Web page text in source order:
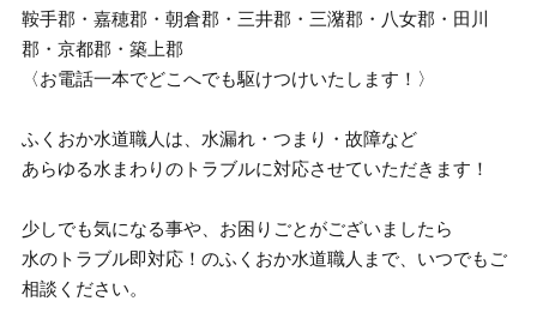
鞍手郡・嘉穂郡・朝倉郡・三井郡・三潴郡・八女郡・田川
郡・京都郡・築上郡
〈お電話一本でどこへでも駆けつけいたします！〉
ふくおか水道職人は、水漏れ・つまり・故障など
あらゆる水まわりのトラブルに対応させていただきます！
少しでも気になる事や、お困りごとがございましたら
水のトラブル即対応！のふくおか水道職人まで、いつでもご
相談ください。